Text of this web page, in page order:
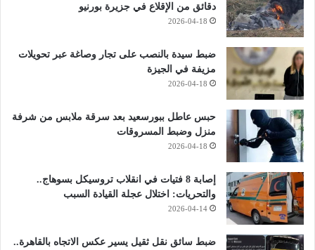
دقائق من الإقلاع في جزيرة بورنيو
2026-04-18
ضبط سيدة بالنصب على تجار وصاغة عبر تحويلات
مزيفة في الجيزة
2026-04-18
حبس عاطل ببورسعيد بعد سرقة ملابس من شرفة
منزل وضبط المسروقات
2026-04-18
إصابة 8 فتيات في انقلاب تروسيكل بسوهاج..
والتحريات: اختلال عجلة القيادة السبب
2026-04-14
ضبط سائق نقل ثقيل يسير عكس الاتجاه بالقاهرة..